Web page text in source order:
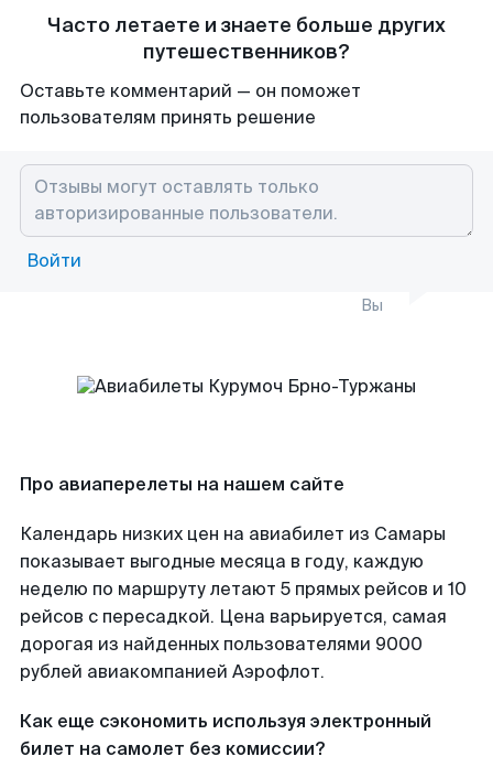
Часто летаете и знаете больше других
путешественников?
Оставьте комментарий — он поможет
пользователям принять решение
Войти
Вы
Про авиаперелеты на нашем сайте
Календарь низких цен на авиабилет из Самары
показывает выгодные месяца в году, каждую
неделю по маршруту летают 5 прямых рейсов и 10
рейсов с пересадкой. Цена варьируется, самая
дорогая из найденных пользователями 9000
рублей авиакомпанией Аэрофлот.
Как еще сэкономить используя электронный
билет на самолет без комиссии?